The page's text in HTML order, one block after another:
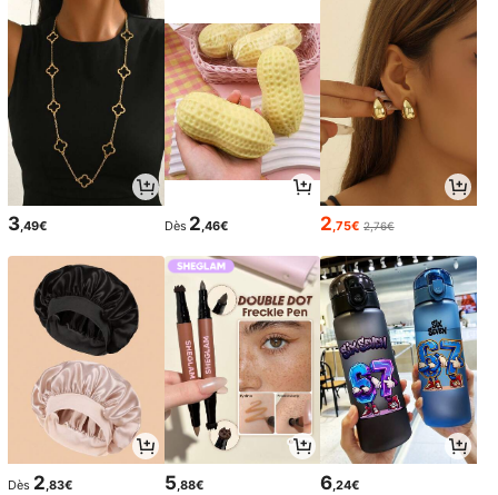
3,49€ Dès 2,46€ 2,75€ 2,76€
Dès 2 ,83€ 5 ,88€ 6 ,24€